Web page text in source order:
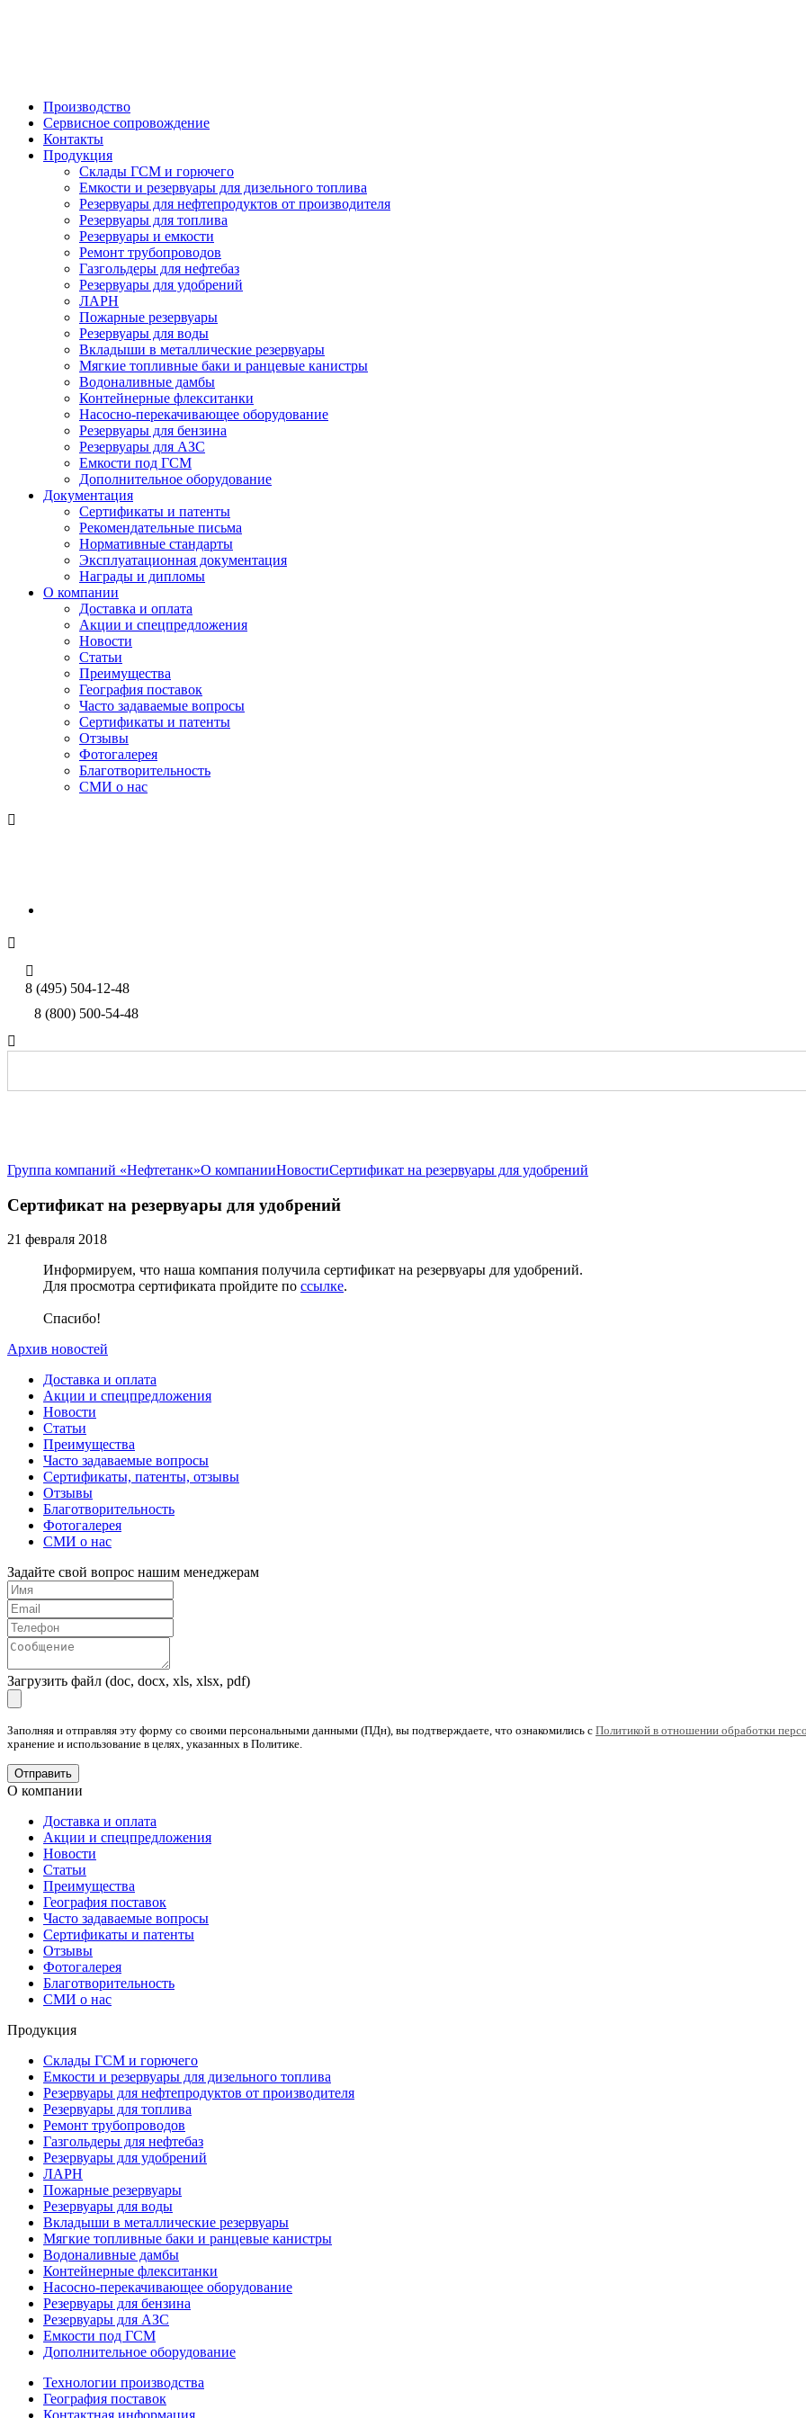
Производство
Сервисное сопровождение
Контакты
Продукция
Склады ГСМ и горючего
Емкости и резервуары для дизельного топлива
Резервуары для нефтепродуктов от производителя
Резервуары для топлива
Резервуары и емкости
Ремонт трубопроводов
Газгольдеры для нефтебаз
Резервуары для удобрений
ЛАРН
Пожарные резервуары
Резервуары для воды
Вкладыши в металлические резервуары
Мягкие топливные баки и ранцевые канистры
Водоналивные дамбы
Контейнерные флекситанки
Насосно-перекачивающее оборудование
Резервуары для бензина
Резервуары для АЗС
Емкости под ГСМ
Дополнительное оборудование
Документация
Сертификаты и патенты
Рекомендательные письма
Нормативные стандарты
Эксплуатационная документация
Награды и дипломы
О компании
Доставка и оплата
Акции и спецпредложения
Новости
Статьи
Преимущества
География поставок
Часто задаваемые вопросы
Сертификаты и патенты
Отзывы
Фотогалерея
Благотворительность
СМИ о нас



8 (495) 504-12-48
8 (800) 500-54-48

Группа компаний «Нефтетанк»О компанииНовостиСертификат на резервуары для удобрений
Сертификат на резервуары для удобрений
21 февраля 2018
Информируем, что наша компания получила сертификат на резервуары для удобрений.
Для просмотра сертификата пройдите по ссылке.
Спасибо!
Архив новостей
Доставка и оплата
Акции и спецпредложения
Новости
Статьи
Преимущества
Часто задаваемые вопросы
Сертификаты, патенты, отзывы
Отзывы
Благотворительность
Фотогалерея
СМИ о нас
Задайте свой вопрос нашим менеджерам
Загрузить файл (doc, docx, xls, xlsx, pdf)
Заполняя и отправляя эту форму со своими персональными данными (ПДн), вы подтверждаете, что ознакомились с Политикой в отношении обработки
хранение и использование в целях, указанных в Политике.
О компании
Доставка и оплата
Акции и спецпредложения
Новости
Статьи
Преимущества
География поставок
Часто задаваемые вопросы
Сертификаты и патенты
Отзывы
Фотогалерея
Благотворительность
СМИ о нас
Продукция
Склады ГСМ и горючего
Емкости и резервуары для дизельного топлива
Резервуары для нефтепродуктов от производителя
Резервуары для топлива
Ремонт трубопроводов
Газгольдеры для нефтебаз
Резервуары для удобрений
ЛАРН
Пожарные резервуары
Резервуары для воды
Вкладыши в металлические резервуары
Мягкие топливные баки и ранцевые канистры
Водоналивные дамбы
Контейнерные флекситанки
Насосно-перекачивающее оборудование
Резервуары для бензина
Резервуары для АЗС
Емкости под ГСМ
Дополнительное оборудование
Технологии производства
География поставок